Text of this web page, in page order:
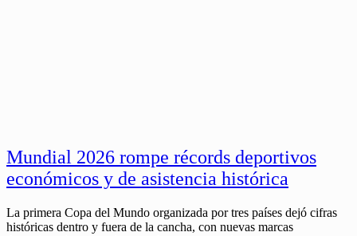
Mundial 2026 rompe récords deportivos
económicos y de asistencia histórica
La primera Copa del Mundo organizada por tres países dejó cifras
históricas dentro y fuera de la cancha, con nuevas marcas